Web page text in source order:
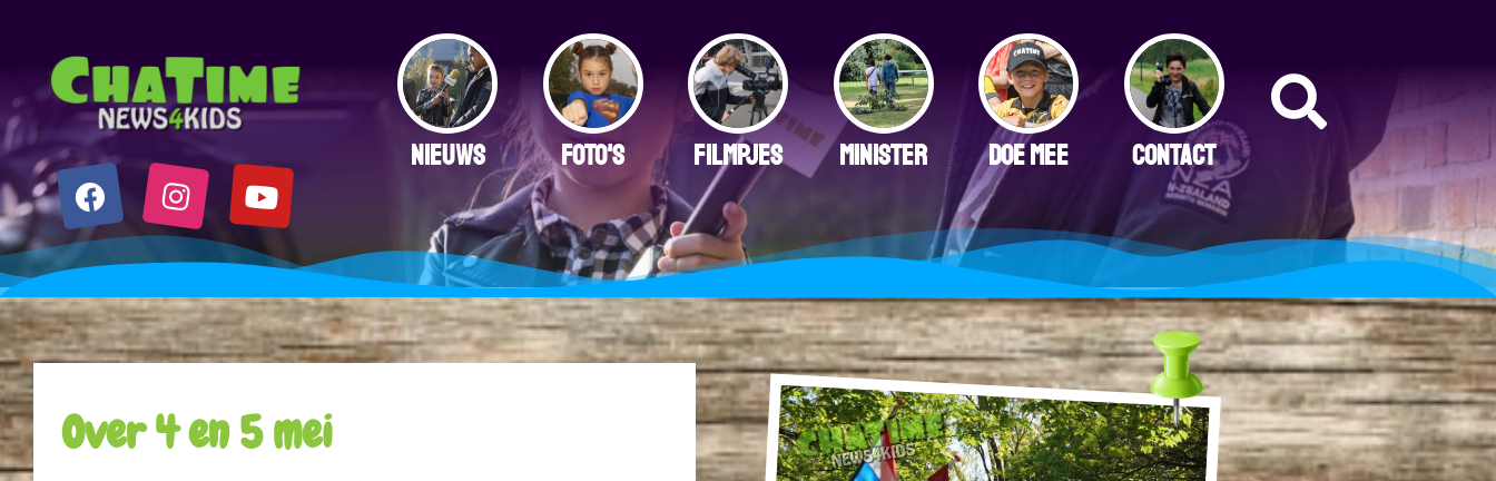
NIEUWS FOTO'S FILMPJES MINISTER DOE MEE CONTACT
Over 4 en 5 mei